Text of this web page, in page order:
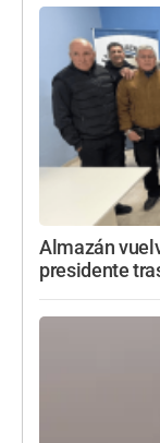
Almazán
presidente